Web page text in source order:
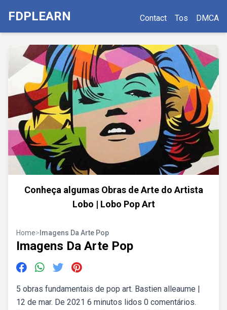
FDPLEARN Contact Tos DMCA
Conheça algumas Obras de Arte do Artista
Lobo | Lobo Pop Art
Home> Imagens Da Arte Pop
Imagens Da Arte Pop
5 obras fundamentais de pop art. Bastien alleaume |
12 de mar. De 2021 6 minutos lidos 0 comentários.